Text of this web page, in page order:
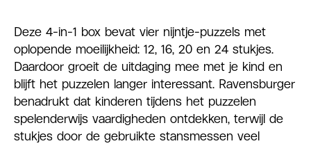
Deze 4-in-1 box bevat vier nijntje-puzzels met
oplopende moeilijkheid: 12, 16, 20 en 24 stukjes.
Daardoor groeit de uitdaging mee met je kind en
blijft het puzzelen langer interessant. Ravensburger
benadrukt dat kinderen tijdens het puzzelen
spelenderwijs vaardigheden ontdekken, terwijl de
stukjes door de gebruikte stansmessen veel